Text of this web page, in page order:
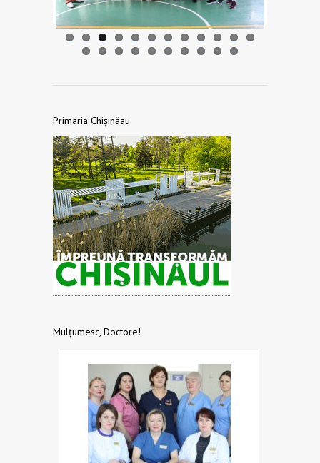
Primaria Chișinăau
Mulțumesc, Doctore!